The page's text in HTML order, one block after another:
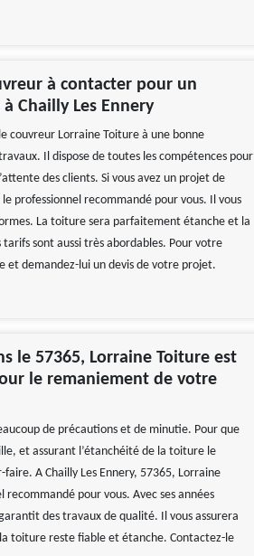
à contacter pour un
Chailly Les Ennery
couvreur Lorraine Toiture à une bonne
Il dispose de toutes les compétences pour
des clients. Si vous avez un projet de
professionnel recommandé pour vous. Il vous
La toiture sera parfaitement étanche et la
sont aussi très abordables. Pour votre
demandez-lui un devis de votre projet.
le 57365, Lorraine Toiture est
le remaniement de votre
de précautions et de minutie. Pour que
et assurant l’étanchéité de la toiture le
A Chailly Les Ennery, 57365, Lorraine
pour vous. Avec ses années
des travaux de qualité. Il vous assurera
toiture reste fiable et étanche. Contactez-le